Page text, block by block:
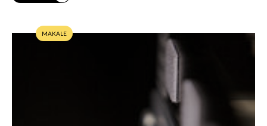
MAKALE